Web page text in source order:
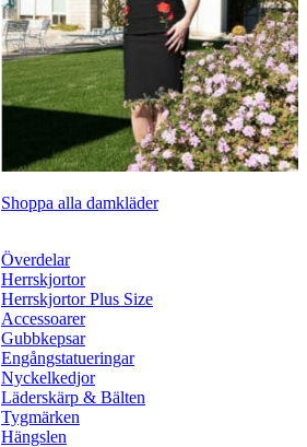
Shoppa alla damkläder
Överdelar
Herrskjortor
Herrskjortor Plus Size
Accessoarer
Gubbkepsar
Engångstatueringar
Nyckelkedjor
Läderskärp & Bälten
Tygmärken
Hängslen